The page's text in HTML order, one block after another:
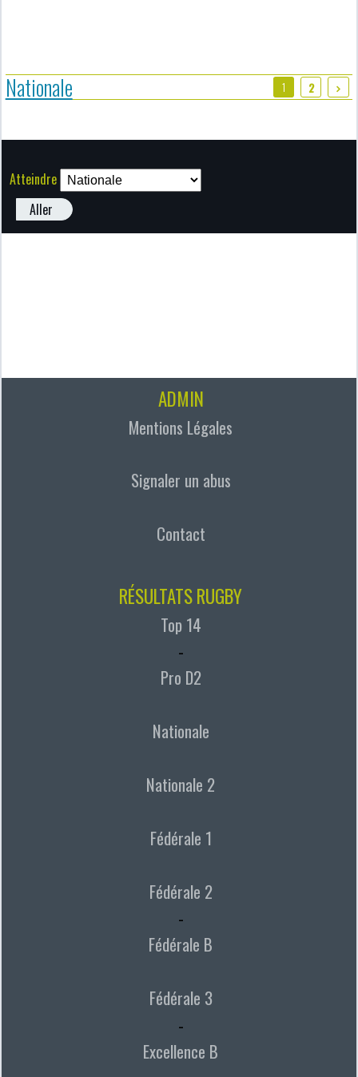
Nationale 1 2
Atteindre
Aller
ADMIN
Mentions Légales
Signaler un abus
Contact
RÉSULTATS RUGBY
Top 14
-
Pro D2
Nationale
Nationale 2
Fédérale 1
Fédérale 2
-
Fédérale B
Fédérale 3
-
Excellence B